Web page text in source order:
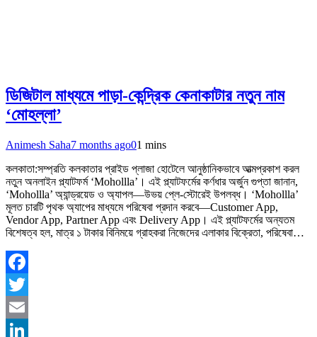
ডিজিটাল মাধ্যমে পাড়া-কেন্দ্রিক কেনাকাটার নতুন নাম
‘মোহল্লা’
Animesh Saha7 months ago01 mins
কলকাতা:সম্প্রতি কলকাতার প্রাইড প্লাজা হোটেলে আনুষ্ঠানিকভাবে আত্মপ্রকাশ করল
নতুন অনলাইন প্ল্যাটফর্ম ‘Mohollla’। এই প্ল্যাটফর্মের কর্ণধার অর্জুন গুপ্তা জানান,
‘Mohollla’ অ্যান্ড্রয়েড ও অ্যাপল—উভয় প্লে-স্টোরেই উপলব্ধ। ‘Mohollla’
মূলত চারটি পৃথক অ্যাপের মাধ্যমে পরিষেবা প্রদান করবে—Customer App,
Vendor App, Partner App এবং Delivery App। এই প্ল্যাটফর্মের অন্যতম
বিশেষত্ব হল, মাত্র ১ টাকার বিনিময়ে গ্রাহকরা নিজেদের এলাকার বিক্রেতা, পরিষেবা…
Facebook
Twitter
Email